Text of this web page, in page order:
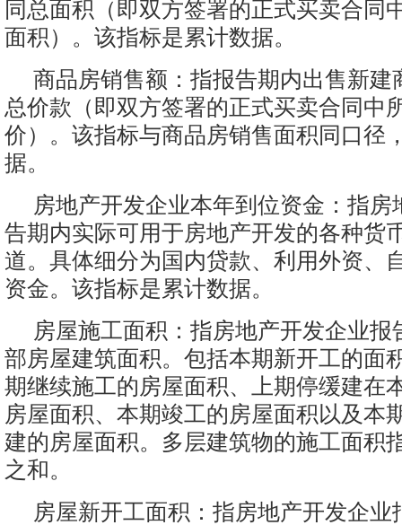
同总面积（即双方签署的正式买卖合同
面积）。该指标是累计数据。
商品房销售额：指报告期内出售新建
总价款（即双方签署的正式买卖合同中
价）。该指标与商品房销售面积同口径
据。
房地产开发企业本年到位资金：指房
告期内实际可用于房地产开发的各种货
道。具体细分为国内贷款、利用外资、
资金。该指标是累计数据。
房屋施工面积：指房地产开发企业报
部房屋建筑面积。包括本期新开工的面
期继续施工的房屋面积、上期停缓建在
房屋面积、本期竣工的房屋面积以及本
建的房屋面积。多层建筑物的施工面积
之和。
房屋新开工面积：指房地产开发企业